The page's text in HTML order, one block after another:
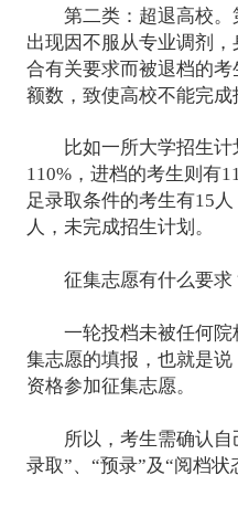
第二类：超退高校。
出现因不服从专业调剂
合有关要求而被退档的
额数，致使高校不能完成
比如一所大学招生计
110%，进档的考生则有
足录取条件的考生有15
人，未完成招生计划。
征集志愿有什么要求
一轮投档未被任何院
集志愿的填报，也就是
资格参加征集志愿。
所以，考生需确认自
录取”、“预录”及“阅档状